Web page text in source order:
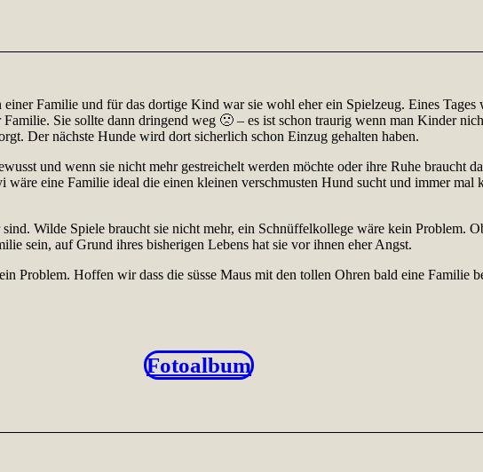
Familie und für das dortige Kind war sie wohl eher ein Spielzeug. Eines
Sie sollte dann dringend weg 🙁 – es ist schon traurig wenn man Kinder
Der nächste Hunde wird dort sicherlich schon Einzug gehalten haben.
und wenn sie nicht mehr gestreichelt werden möchte oder ihre Ruhe braucht
eine Familie ideal die einen kleinen verschmusten Hund sucht und immer mal
Wilde Spiele braucht sie nicht mehr, ein Schnüffelkollege wäre kein Problem.
sein, auf Grund ihres bisherigen Lebens hat sie vor ihnen eher Angst.
Problem. Hoffen wir dass die süsse Maus mit den tollen Ohren bald eine Familie
Fotoalbum